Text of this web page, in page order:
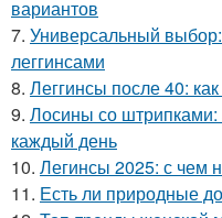
вариантов
7. Универсальный
леггинсами
8. Леггинсы после 40:
9. Лосины со штрипками:
каждый день
10. Легинсы 2025: с чем
11. Есть ли природные